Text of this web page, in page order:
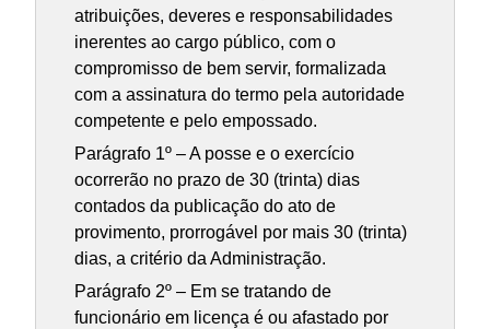
atribuições, deveres e responsabilidades
inerentes ao cargo público, com o
compromisso de bem servir, formalizada
com a assinatura do termo pela autoridade
competente e pelo empossado.
Parágrafo 1º – A posse e o exercício
ocorrerão no prazo de 30 (trinta) dias
contados da publicação do ato de
provimento, prorrogável por mais 30 (trinta)
dias, a critério da Administração.
Parágrafo 2º – Em se tratando de
funcionário em licença é ou afastado por